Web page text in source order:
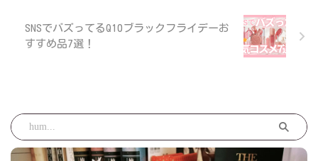
SNSでバズってるQ10ブラックフライデーお
すすめ品7選！